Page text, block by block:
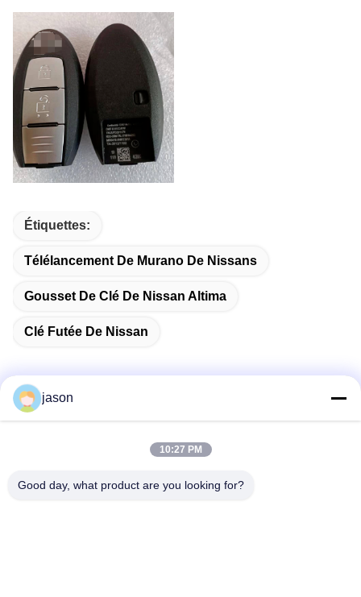
Étiquettes:
Télélancement De Murano De Nissans
Gousset De Clé De Nissan Altima
Clé Futée De Nissan
7089 secteur 201101 Changhaï Chine de Zhongchun Rd
jason
10:27 PM
Good day, what product are you looking for?